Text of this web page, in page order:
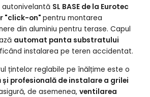
SL BASE de la Eurotec
"click-on"pentru montarea
din aluminiu pentru terase. Capul
automat panta substratului
instalarea pe teren accidentat.
țintelor reglabile pe înălțime este o
profesională de instalare a grilei
de asemenea,ventilarea